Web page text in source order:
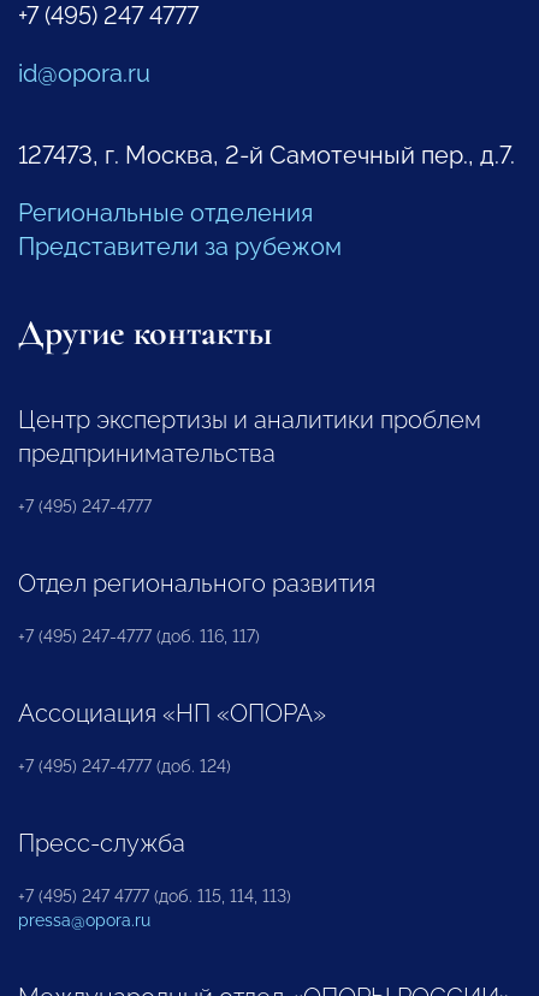
+7 (495) 247 4777
id@opora.ru
127473, г. Москва, 2-й Самотечный пер., д.7.
Региональные отделения
Представители за рубежом
Другие контакты
Центр экспертизы и аналитики проблем
предпринимательства
+7 (495) 247-4777
Отдел регионального развития
+7 (495) 247-4777 (доб. 116, 117)
Ассоциация «НП «ОПОРА»
+7 (495) 247-4777 (доб. 124)
Пресс-служба
+7 (495) 247 4777 (доб. 115, 114, 113)
pressa@opora.ru